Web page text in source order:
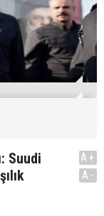
Suudi
A+
A-